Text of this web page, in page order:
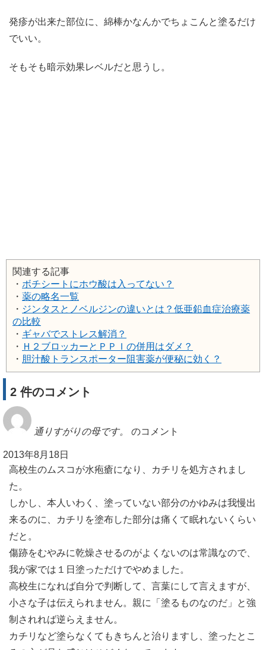
発疹が出来た部位に、綿棒かなんかでちょこんと塗るだけ
でいい。
そもそも暗示効果レベルだと思うし。
関連する記事
・ ボチシートにホウ酸は入ってない？
・ 薬の略名一覧
・ ジンタスとノベルジンの違いとは？低亜鉛血症治療薬
の比較
・ ギャバでストレス解消？
・ Ｈ２ブロッカーとＰＰＩの併用はダメ？
・ 胆汁酸トランスポーター阻害薬が便秘に効く？
2 件のコメント
通りすがりの母です。 のコメント
2013年8月18日
高校生のムスコが水疱瘡になり、カチリを処方されまし
た。
しかし、本人いわく、塗っていない部分のかゆみは我慢出
来るのに、カチリを塗布した部分は痛くて眠れないくらい
だと。
傷跡をむやみに乾燥させるのがよくないのは常識なので、
我が家では１日塗っただけでやめました。
高校生になれば自分で判断して、言葉にして言えますが、
小さな子は伝えられません。親に「塗るものなのだ」と強
制されれば逆らえません。
カチリなど塗らなくてもきちんと治りますし、塗ったとこ